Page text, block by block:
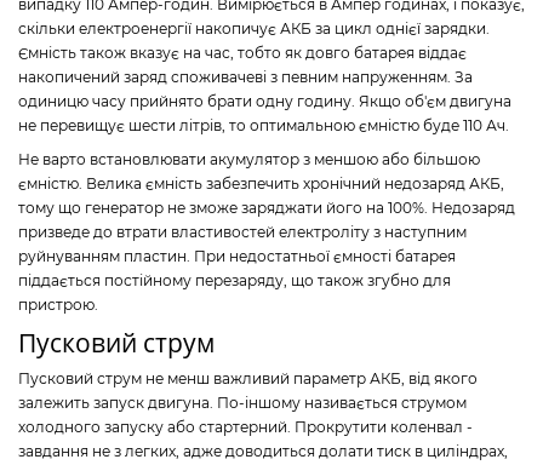
випадку 110 Ампер-годин. Вимірюється в Ампер годинах, і показує,
скільки електроенергії накопичує АКБ за цикл однієї зарядки.
Ємність також вказує на час, тобто як довго батарея віддає
накопичений заряд споживачеві з певним напруженням. За
одиницю часу прийнято брати одну годину. Якщо об'єм двигуна
не перевищує шести літрів, то оптимальною ємністю буде 110 Ач.
Не варто встановлювати акумулятор з меншою або більшою
ємністю. Велика ємність забезпечить хронічний недозаряд АКБ,
тому що генератор не зможе заряджати його на 100%. Недозаряд
призведе до втрати властивостей електроліту з наступним
руйнуванням пластин. При недостатньої ємності батарея
піддається постійному перезаряду, що також згубно для
пристрою.
Пусковий струм
Пусковий струм не менш важливий параметр АКБ, від якого
залежить запуск двигуна. По-іншому називається струмом
холодного запуску або стартерний. Прокрутити коленвал -
завдання не з легких, адже доводиться долати тиск в циліндрах,